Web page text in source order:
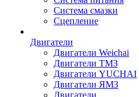
Система смазки
Сцепление
Двигатели
Двигатели Weichai
Двигатели ТМЗ
Двигатели YUCHAI
Двигатели ЯМЗ
Двигатели